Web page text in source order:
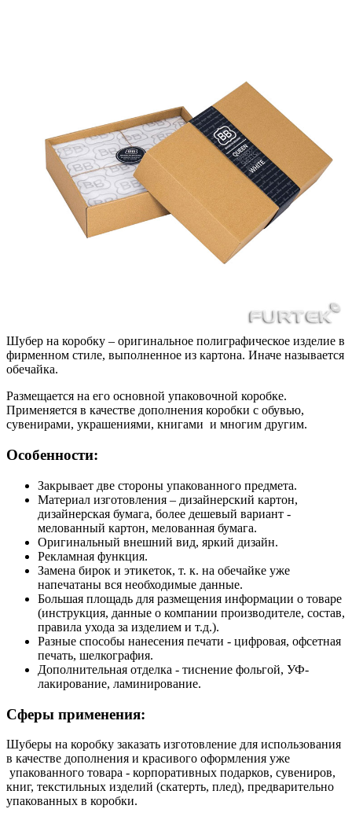
Шубер на коробку – оригинальное полиграфическое изделие в
фирменном стиле, выполненное из картона. Иначе называется
обечайка.
Размещается на его основной упаковочной коробке.
Применяется в качестве дополнения коробки с обувью,
сувенирами, украшениями, книгами и многим другим.
Особенности:
Закрывает две стороны упакованного предмета.
Материал изготовления – дизайнерский картон,
дизайнерская бумага, более дешевый вариант -
мелованный картон, мелованная бумага.
Оригинальный внешний вид, яркий дизайн.
Рекламная функция.
Замена бирок и этикеток, т. к. на обечайке уже
напечатаны вся необходимые данные.
Большая площадь для размещения информации о товаре
(инструкция, данные о компании производителе, состав,
правила ухода за изделием и т.д.).
Разные способы нанесения печати - цифровая, офсетная
печать, шелкография.
Дополнительная отделка - тиснение фольгой, УФ-
лакирование, ламинирование.
Сферы применения:
Шуберы на коробку заказать изготовление для использования
в качестве дополнения и красивого оформления уже
упакованного товара - корпоративных подарков, сувениров,
книг, текстильных изделий (скатерть, плед), предварительно
упакованных в коробки.